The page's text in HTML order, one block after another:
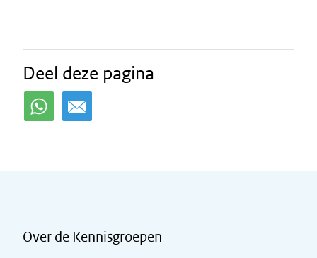
Deel deze pagina
Over de Kennisgroepen